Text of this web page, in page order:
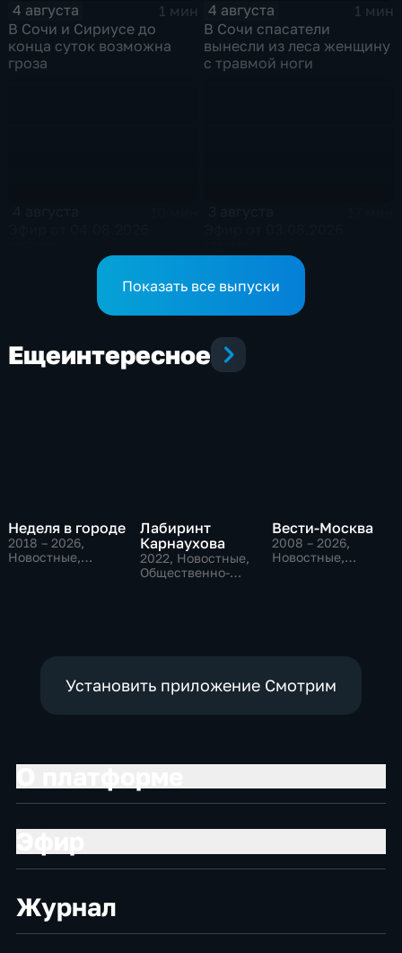
4 августа
1 мин
В Сочи и Сириусе до
конца суток возможна
гроза
4 августа
1 мин
В Сочи спасатели
вынесли из леса женщину
с травмой ноги
Показать все выпуски
Ещеинтересное
Неделя в городе
2018 – 2026,
Новостные,
Лабиринт
Карнаухова
2022, Новостные,
Общественно-
Вести-Москва
2008 – 2026,
Новостные,
Установить приложение Смотрим
Журнал